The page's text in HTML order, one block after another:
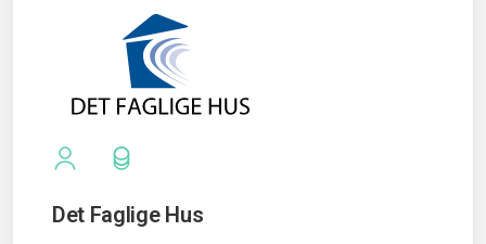
Det Faglige Hus